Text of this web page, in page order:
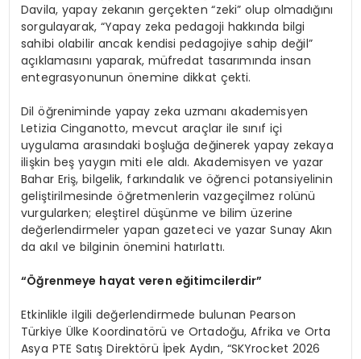
Davila, yapay zekanın gerçekten “zeki” olup olmadığını
sorgulayarak, “Yapay zeka pedagoji hakkında bilgi
sahibi olabilir ancak kendisi pedagojiye sahip değil”
açıklamasını yaparak, müfredat tasarımında insan
entegrasyonunun önemine dikkat çekti.
Dil öğreniminde yapay zeka uzmanı akademisyen
Letizia Cinganotto, mevcut araçlar ile sınıf içi
uygulama arasındaki boşluğa değinerek yapay zekaya
ilişkin beş yaygın miti ele aldı. Akademisyen ve yazar
Bahar Eriş, bilgelik, farkındalık ve öğrenci potansiyelinin
geliştirilmesinde öğretmenlerin vazgeçilmez rolünü
vurgularken; eleştirel düşünme ve bilim üzerine
değerlendirmeler yapan gazeteci ve yazar Sunay Akın
da akıl ve bilginin önemini hatırlattı.
“Öğrenmeye hayat veren eğitimcilerdir”
Etkinlikle ilgili değerlendirmede bulunan Pearson
Türkiye Ülke Koordinatörü ve Ortadoğu, Afrika ve Orta
Asya PTE Satış Direktörü İpek Aydın, “SKYrocket 2026